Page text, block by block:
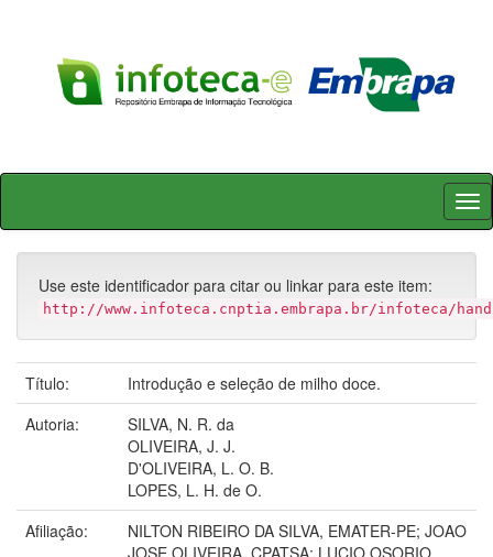
Skip
Use este identificador para citar ou linkar para este item:
http://www.infoteca.cnptia.embrapa.br/infoteca/
Título:
Introdução e seleção de milho doce.
Autoria:
SILVA, N. R. da
OLIVEIRA, J. J.
D'OLIVEIRA, L. O. B.
LOPES, L. H. de O.
Afiliação:
NILTON RIBEIRO DA SILVA, EMATER-PE; JOAO
JOSE OLIVEIRA, CPATSA; LUCIO OSORIO